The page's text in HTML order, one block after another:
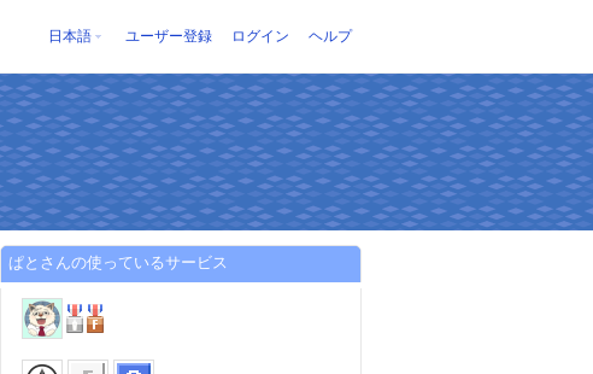
日本語 ユーザー登録 ログイン ヘルプ
ぱとさんの使っているサービス